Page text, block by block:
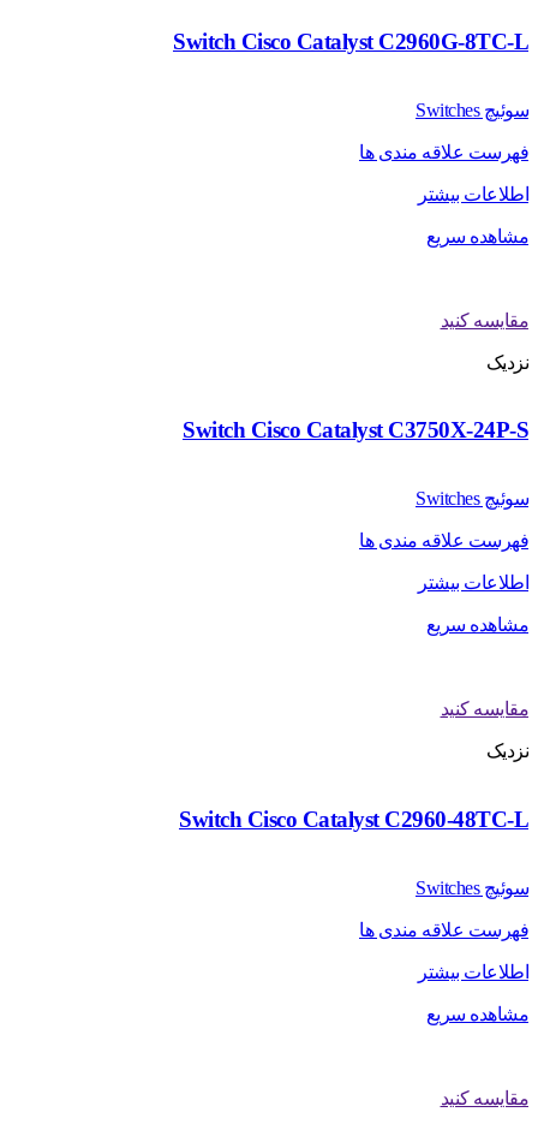
Switch Cisco Catalyst C2960G-8TC-L
سوئیچ Switches
فهرست علاقه مندی ها
اطلاعات بیشتر
مشاهده سریع
مقایسه کنید
نزدیک
Switch Cisco Catalyst C3750X-24P-S
سوئیچ Switches
فهرست علاقه مندی ها
اطلاعات بیشتر
مشاهده سریع
مقایسه کنید
نزدیک
Switch Cisco Catalyst C2960-48TC-L
سوئیچ Switches
فهرست علاقه مندی ها
اطلاعات بیشتر
مشاهده سریع
مقایسه کنید